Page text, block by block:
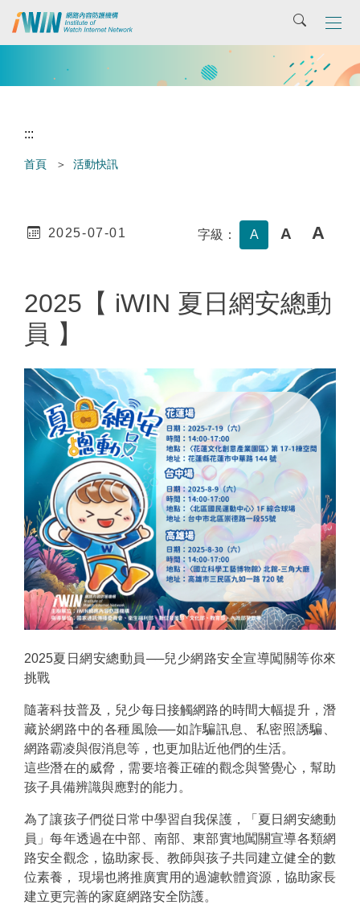
主
要
搜尋
:::
首頁 活動快訊
2025-07-01 字級： A A A
2025【 iWIN 夏日網安總動
員 】
2025夏日網安總動員──兒少網路安全宣導闖關等你來
挑戰
隨著科技普及，兒少每日接觸網路的時間大幅提升，潛
藏於網路中的各種風險──如詐騙訊息、私密照誘騙、
網路霸凌與假消息等，也更加貼近他們的生活。
這些潛在的威脅，需要培養正確的觀念與警覺心，幫助
孩子具備辨識與應對的能力。
為了讓孩子們從日常中學習自我保護，「夏日網安總動
員」每年透過在中部、南部、東部實地闖關宣導各類網
路安全觀念，協助家長、教師與孩子共同建立健全的數
位素養， 現場也將推廣實用的過濾軟體資源，協助家長
建立更完善的家庭網路安全防護。